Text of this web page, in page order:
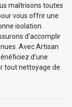
maîtrisons toutes
vous offrir une
isolation.
d’accomplir
Avec Artisan
d’une
tout nettoyage de